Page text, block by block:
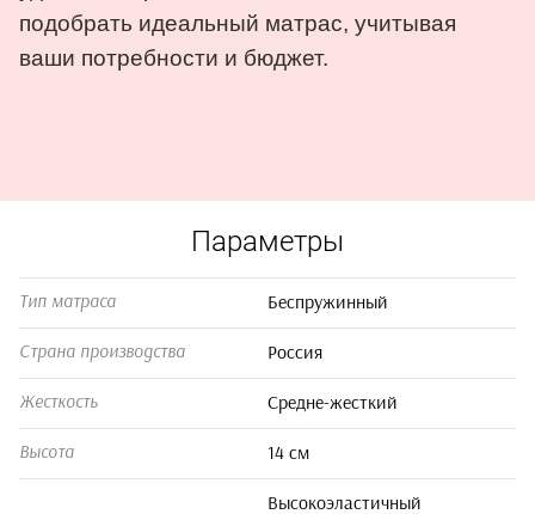
подобрать идеальный матрас, учитывая
ваши потребности и бюджет.
Параметры
Тип матраса Беспружинный
Страна производства Россия
Жесткость Средне-жесткий
Высота 14 см
Высокоэластичный